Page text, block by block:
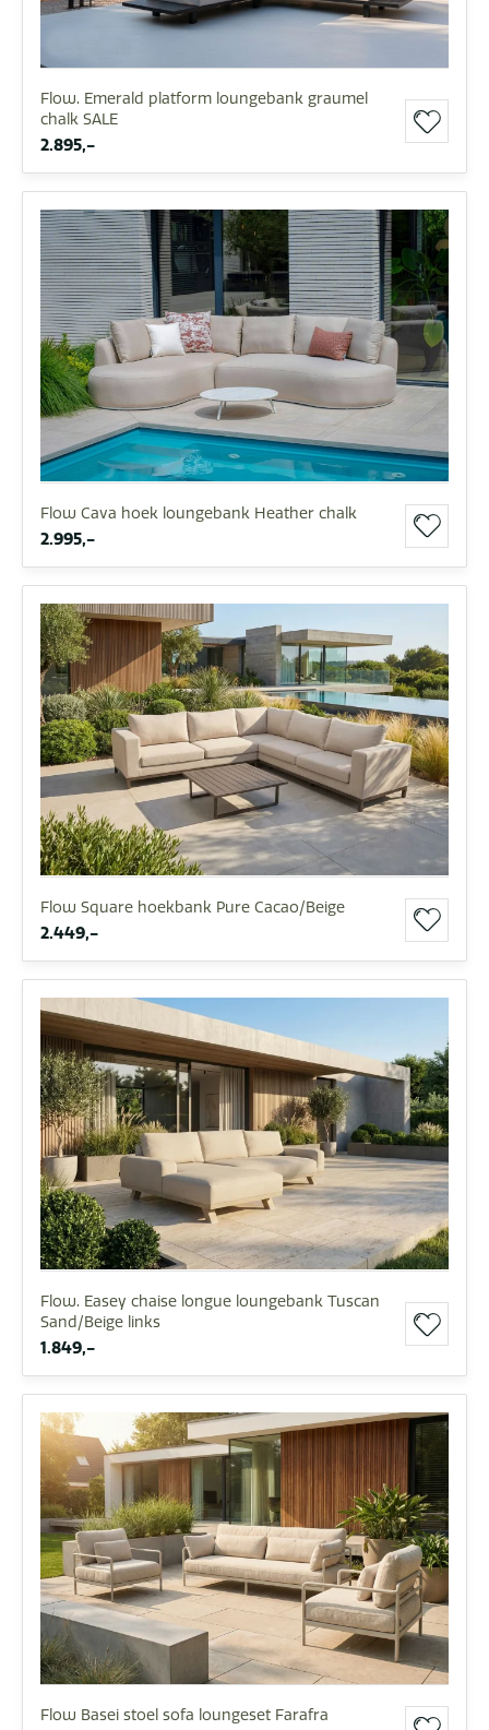
Flow. Emerald platform loungebank graumel
chalk SALE
2.895,-
Flow Cava hoek loungebank Heather chalk
2.995,-
Flow Square hoekbank Pure Cacao/Beige
2.449,-
Flow. Easey chaise longue loungebank Tuscan
Sand/Beige links
1.849,-
Flow Basei stoel sofa loungeset Farafra